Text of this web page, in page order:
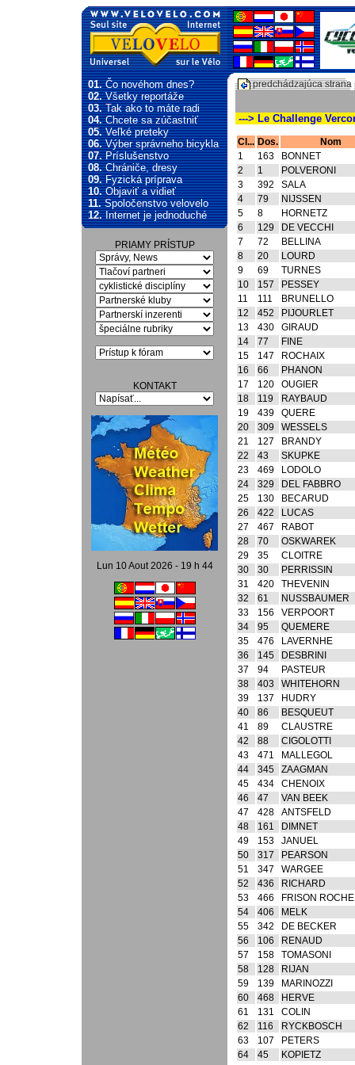
01.Čo novéhom dnes?
02.Všetky reportáže
03.Tak ako to máte radi
04.Chcete sa zúčastniť
05.Veľké preteky
06.Výber správneho bicykla
07.Príslušenstvo
08.Chrániče, dresy
09.Fyzická príprava
10.Objaviť a vidieť
11.Spoločenstvo velovelo
12.Internet je jednoduché
PRIAMY PRÍSTUP
KONTAKT
Lun 10 Aout 2026 - 19 h 44
predchádzajúca strana
---> Le Challenge
Cl... Dos.
Nom
1
163
BONNET
2
1
POLVERONI
3
392
SALA
4
79
NIJSSEN
5
8
HORNETZ
6
129
DE VECCHI
7
72
BELLINA
8
20
LOURD
9
69
TURNES
10
157
PESSEY
11
111
BRUNELLO
12
452
PIJOURLET
13
430
GIRAUD
14
77
FINE
15
147
ROCHAIX
16
66
PHANON
17
120
OUGIER
18
119
RAYBAUD
19
439
QUERE
20
309
WESSELS
21
127
BRANDY
22
43
SKUPKE
23
469
LODOLO
24
329
DEL FABBRO
25
130
BECARUD
26
422
LUCAS
27
467
RABOT
28
70
OSKWAREK
29
35
CLOITRE
30
30
PERRISSIN
31
420
THEVENIN
32
61
NUSSBAUMER
33
156
VERPOORT
34
95
QUEMERE
35
476
LAVERNHE
36
145
DESBRINI
37
94
PASTEUR
38
403
WHITEHORN
39
137
HUDRY
40
86
BESQUEUT
41
89
CLAUSTRE
42
88
CIGOLOTTI
43
471
MALLEGOL
44
345
ZAAGMAN
45
434
CHENOIX
46
47
VAN BEEK
47
428
ANTSFELD
48
161
DIMNET
49
153
JANUEL
50
317
PEARSON
51
347
WARGEE
52
436
RICHARD
53
466
FRISON ROCHE
54
406
MELK
55
342
DE BECKER
56
106
RENAUD
57
158
TOMASONI
58
128
RIJAN
59
139
MARINOZZI
60
468
HERVE
61
131
COLIN
62
116
RYCKBOSCH
63
107
PETERS
64
45
KOPIETZ